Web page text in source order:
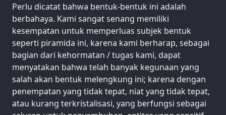
Perlu dicatat bahwa bentuk-bentuk ini adalah
berbahaya. Kami sangat senang memiliki
kesempatan untuk memperluas subjek bentuk
seperti piramida ini, karena kami berharap, sebagai
bagian dari kehormatan / tugas kami, dapat
menyatakan bahwa telah banyak kegunaan yang
salah akan bentuk melengkung ini; karena dengan
penempatan yang tidak tepat, niat yang tidak tepat,
atau kurang terkristalisasi, yang berfungsi sebagai